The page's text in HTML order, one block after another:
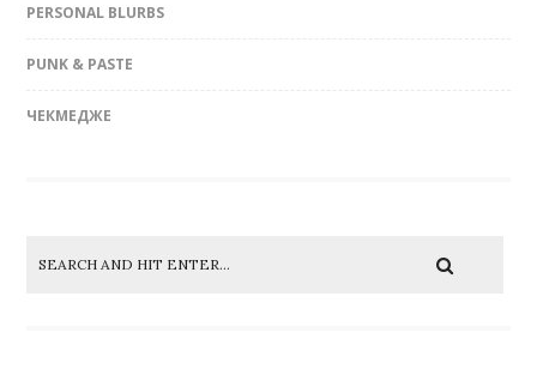
PERSONAL BLURBS
PUNK & PASTE
ЧЕКМЕДЖЕ